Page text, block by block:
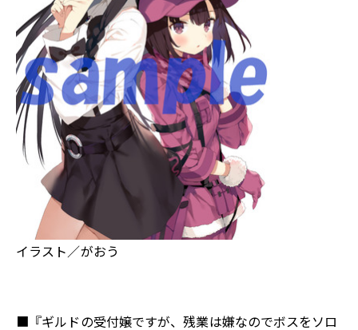
イラスト／がおう
■『ギルドの受付嬢ですが、残業は嫌なのでボスをソロ